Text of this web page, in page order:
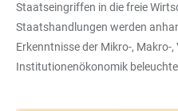
Staatseingriffen in die freie
Staatshandlungen werden
Erkenntnisse der Mikro-, Makro-,
Institutionenökonomik